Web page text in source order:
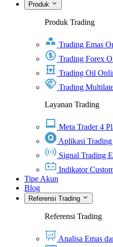
Produk
Produk Trading
Trading Emas
Trading Forex
Trading Oil
Trading
Layanan Trading
Meta Trader 4
Aplikasi
Signal Trading
Indikator
Tipe Akun
Blog
Referensi Trading
Referensi Trading
Analisa Emas